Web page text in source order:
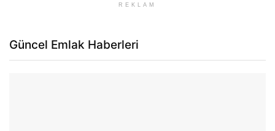
REKLAM
Güncel Emlak Haberleri